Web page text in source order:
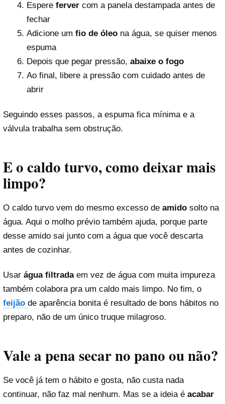
Espere fervercom a panela destampada antes de
fechar
Adicione um fio de óleona água, se quiser menos
espuma
Depois que pegar pressão, abaixe o fogo
Ao final, libere a pressão com cuidado antes de
abrir
Seguindo esses passos, a espuma fica mínima e a
válvula trabalha sem obstrução.
E o caldo turvo, como deixar mais
limpo?
O caldo turvo vem do mesmo excesso de amido solto na
água. Aqui o molho prévio também ajuda, porque parte
desse amido sai junto com a água que você descarta
antes de cozinhar.
Usar água filtradaem vez de água com muita impureza
também colabora pra um caldo mais limpo. No fim, o
feijão de aparência bonita é resultado de bons hábitos no
preparo, não de um único truque milagroso.
Vale a pena secar no pano ou não?
Se você já tem o hábito e gosta, não custa nada
continuar, não faz mal nenhum. Mas se a ideia é acabar